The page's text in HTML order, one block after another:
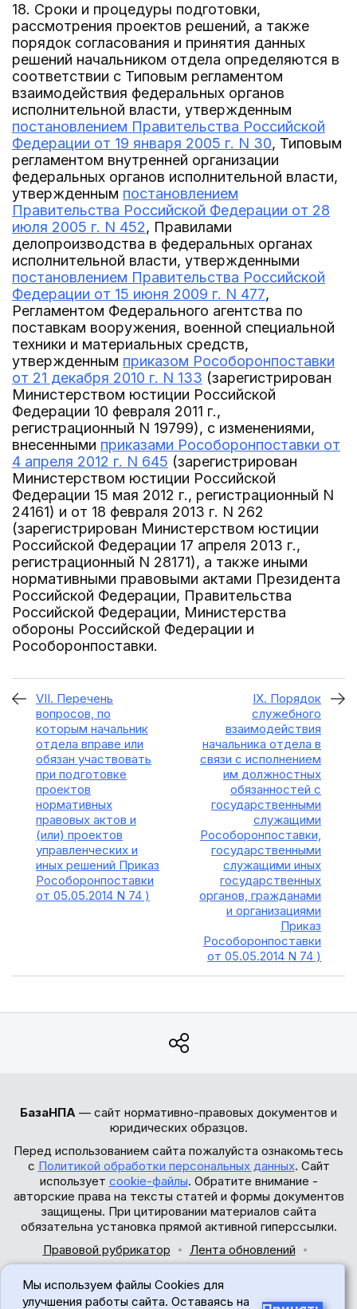
18. Сроки и процедуры подготовки,
рассмотрения проектов решений, а также
порядок согласования и принятия данных
решений начальником отдела определяются в
соответствии с Типовым регламентом
взаимодействия федеральных органов
исполнительной власти, утвержденным
постановлением Правительства Российской
Федерации от 19 января 2005 г. N 30, Типовым
регламентом внутренней организации
федеральных органов исполнительной власти,
утвержденным постановлением
Правительства Российской Федерации от 28
июля 2005 г. N 452, Правилами
делопроизводства в федеральных органах
исполнительной власти, утвержденными
постановлением Правительства Российской
Федерации от 15 июня 2009 г. N 477,
Регламентом Федерального агентства по
поставкам вооружения, военной специальной
техники и материальных средств,
утвержденным приказом Рособоронпоставки
от 21 декабря 2010 г. N 133 (зарегистрирован
Министерством юстиции Российской
Федерации 10 февраля 2011 г.,
регистрационный N 19799), с изменениями,
внесенными приказами Рособоронпоставки от
4 апреля 2012 г. N 645 (зарегистрирован
Министерством юстиции Российской
Федерации 15 мая 2012 г., регистрационный N
24161) и от 18 февраля 2013 г. N 262
(зарегистрирован Министерством юстиции
Российской Федерации 17 апреля 2013 г.,
регистрационный N 28171), а также иными
нормативными правовыми актами Президента
Российской Федерации, Правительства
Российской Федерации, Министерства
обороны Российской Федерации и
Рособоронпоставки.
VII. Перечень
вопросов, по
которым начальник
отдела вправе или
обязан участвовать
при подготовке
проектов
нормативных
правовых актов и
(или) проектов
управленческих и
иных решений Приказ
Рособоронпоставки
от 05.05.2014 N 74 )
IX. Порядок
служебного
взаимодействия
начальника отдела в
связи с исполнением
им должностных
обязанностей с
государственными
служащими
Рособоронпоставки,
государственными
служащими иных
государственных
органов, гражданами
и организациями
Приказ
Рособоронпоставки
от 05.05.2014 N 74 )
БазаНПА — сайт нормативно-правовых документов и
юридических образцов.
Перед использованием сайта пожалуйста ознакомьтесь
с Политикой обработки персональных данных. Сайт
использует cookie-файлы. Обратите внимание -
авторские права на тексты статей и формы документов
защищены. При цитировании материалов сайта
обязательна установка прямой активной гиперссылки.
Правовой рубрикатор
Лента обновлений
© 2017-2026
Мы используем файлы Cookies для
улучшения работы сайта. Оставаясь на